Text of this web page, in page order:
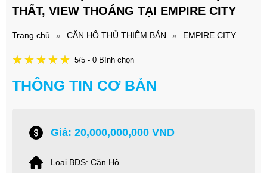
THẤT, VIEW THOÁNG TẠI EMPIRE CITY
Trang chủ » CĂN HỘ THỦ THIÊM BÁN » EMPIRE CITY
5/5 - 0 Bình chọn
THÔNG TIN CƠ BẢN
Giá: 20,000,000,000 VND
Loại BĐS: Căn Hộ